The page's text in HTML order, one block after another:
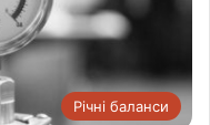
Річні баланси